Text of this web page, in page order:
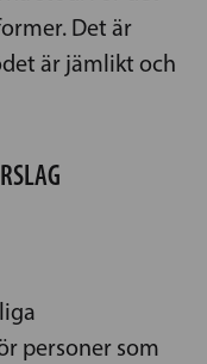
Det är
är jämlikt och
personer som